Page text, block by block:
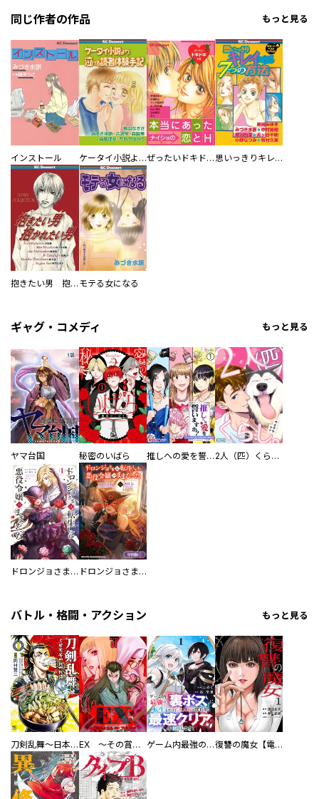
同じ作者の作品 もっと見る
インストール ケータイ小説より泣ける読者体験手記 ぜったいドキドキする本当にあったナイショの恋とＨ 思いっきりキレイになる７つの方法
抱きたい男 抱かれたい男 モテる女になる
ギャグ・コメディ もっと見る
ヤマ台国 秘密のいばら 推しへの愛を誓いますか？～アラサー女子、推しは逃げぬが人生逃げる～ 2人（匹）くらし。
ドロンジョさまは転生しても悪役令嬢のままだった ドロンジョさまは転生しても悪役令嬢のままだった【分冊版】
バトル・格闘・アクション もっと見る
刀剣乱舞～日本号つれづれ酒～ EX ～その賞金稼ぎは、世界の出口を探す～【単行本版】 ゲーム内最強の『裏ボス』に転生したので、主人公の代わりに最速クリアを目指します！【電子単行本版】 復讐の魔女【電子単行本版】